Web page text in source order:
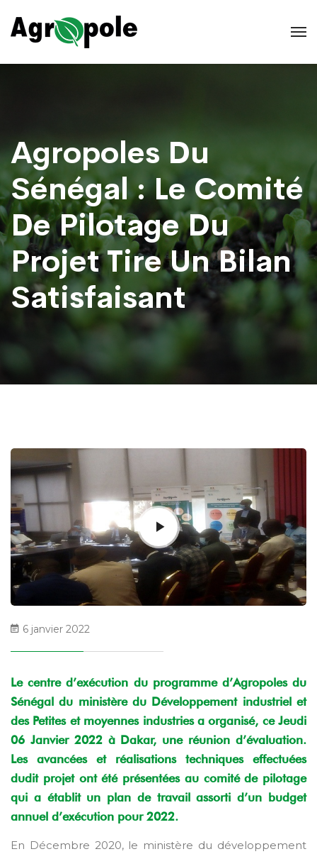
Agropoles Du
Sénégal : Le Comité
De Pilotage Du
Projet Tire Un Bilan
Satisfaisant
6 janvier 2022
Le centre d’exécution du programme d’Agropoles du
Sénégal du ministère du Développement industriel et
des Petites et moyennes industries a organisé, ce Jeudi
06 Janvier 2022 à Dakar, une réunion d’évaluation.
Les avancées et réalisations techniques effectuées
dudit projet ont été présentées au comité de pilotage
qui a établit un plan de travail assorti d’un budget
annuel d’exécution pour 2022.
En Décembre 2020, le ministère du développement